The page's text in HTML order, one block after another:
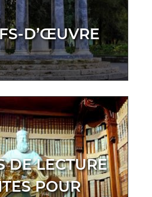
D’ŒUVRE
DE LECTURE
POUR